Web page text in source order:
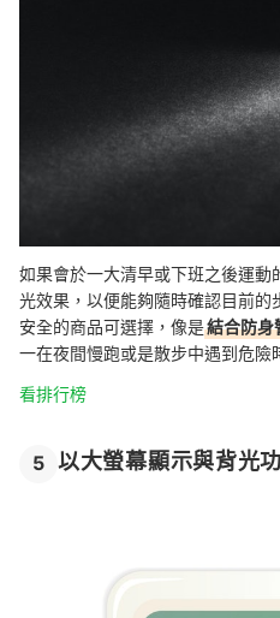
如果會於一大清早或下班之後運
光效果，以便能夠隨時確認目前的
安全的商品可選擇，像是結合防身
一在夜間慢跑或是散步中遇到危險
看排行榜
5 以大螢幕顯示與背光